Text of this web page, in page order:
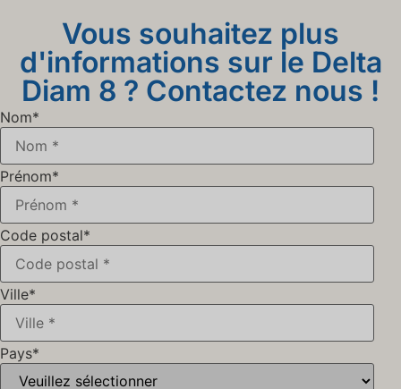
Vous souhaitez plus
d'informations sur le Delta
Diam 8 ? Contactez nous !
Nom*
Prénom*
Code postal*
Ville*
Pays*